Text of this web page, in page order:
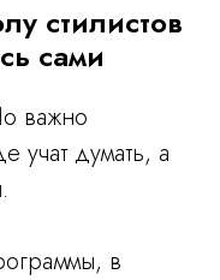
стилистов
сами
важно
учат думать, а
в